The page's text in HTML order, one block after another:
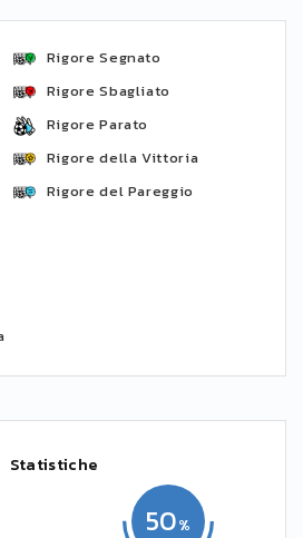
Rigore Segnato
Rigore Sbagliato
Rigore Parato
Rigore della Vittoria
Rigore del Pareggio
Statistiche
50